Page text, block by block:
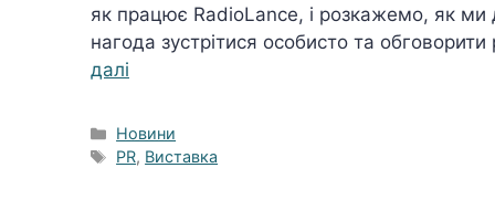
як працює RadioLance, і розкажемо, як
нагода зустрітися особисто та
далі
Категорії
Новини
Позначки
PR, Виставка